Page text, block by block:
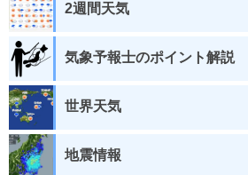
2週間天気
気象予報士のポイント解説
世界天気
地震情報